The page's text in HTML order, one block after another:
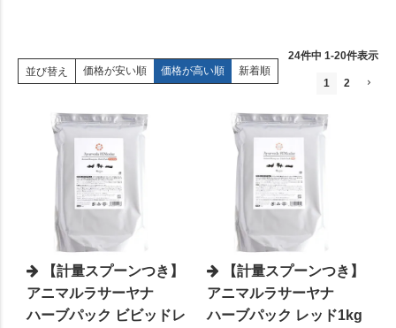
並び替え 価格が安い順 価格が高い順 新着順
24件中 1-20件表示
1 2
【計量スプーンつき】
アニマルラサーヤナ
ハーブパック ビビッドレ
【計量スプーンつき】
アニマルラサーヤナ
ハーブパック レッド1kg